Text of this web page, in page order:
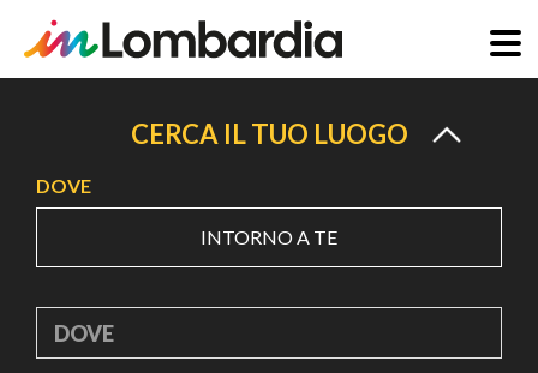
principale
CERCA IL TUO LUOGO
DOVE
INTORNO A TE
DOVE